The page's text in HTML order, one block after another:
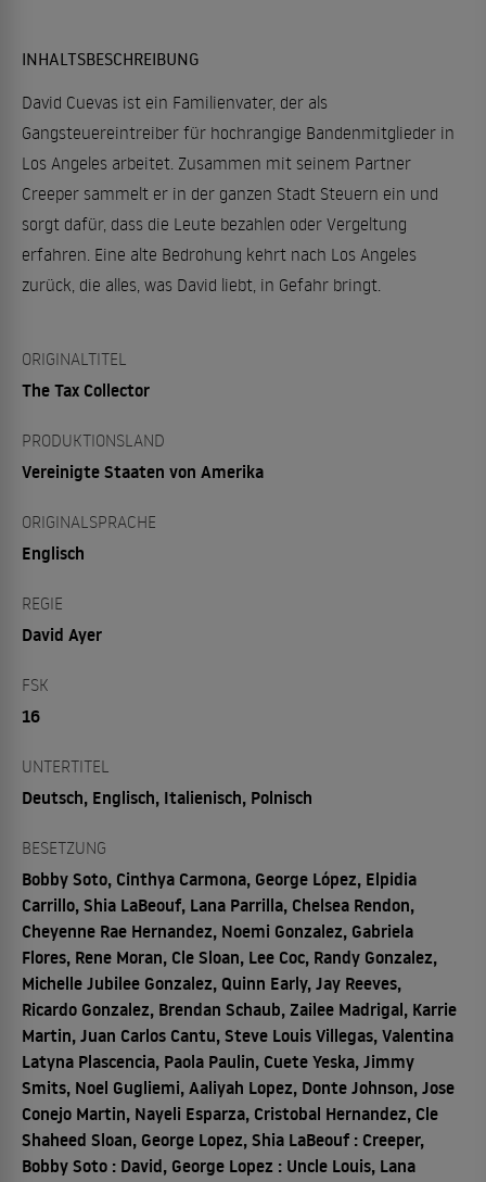
INHALTSBESCHREIBUNG
David Cuevas ist ein Familienvater, der als
Gangsteuereintreiber für hochrangige Bandenmitglieder in
Los Angeles arbeitet. Zusammen mit seinem Partner
Creeper sammelt er in der ganzen Stadt Steuern ein und
sorgt dafür, dass die Leute bezahlen oder Vergeltung
erfahren. Eine alte Bedrohung kehrt nach Los Angeles
zurück, die alles, was David liebt, in Gefahr bringt.
ORIGINALTITEL
The Tax Collector
PRODUKTIONSLAND
Vereinigte Staaten von Amerika
ORIGINALSPRACHE
Englisch
REGIE
David Ayer
FSK
16
UNTERTITEL
Deutsch, Englisch, Italienisch, Polnisch
BESETZUNG
Bobby Soto, Cinthya Carmona, George López, Elpidia
Carrillo, Shia LaBeouf, Lana Parrilla, Chelsea Rendon,
Cheyenne Rae Hernandez, Noemi Gonzalez, Gabriela
Flores, Rene Moran, Cle Sloan, Lee Coc, Randy Gonzalez,
Michelle Jubilee Gonzalez, Quinn Early, Jay Reeves,
Ricardo Gonzalez, Brendan Schaub, Zailee Madrigal, Karrie
Martin, Juan Carlos Cantu, Steve Louis Villegas, Valentina
Latyna Plascencia, Paola Paulin, Cuete Yeska, Jimmy
Smits, Noel Gugliemi, Aaliyah Lopez, Donte Johnson, Jose
Conejo Martin, Nayeli Esparza, Cristobal Hernandez, Cle
Shaheed Sloan, George Lopez, Shia LaBeouf : Creeper,
Bobby Soto : David, George Lopez : Uncle Louis, Lana